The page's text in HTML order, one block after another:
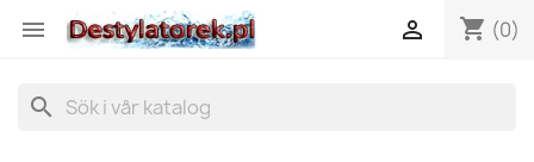
 shopping_cart (0)

search